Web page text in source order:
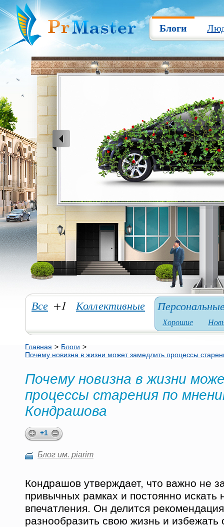
Блоги
Все +1 Коллективные
Хорошие
Главная > Блоги >
Почему новизна в жизни может замедлить процессы
Почему новизна в жизни
процессы старения по
Кондрашова
+1
Блог им. piarim
Кондрашов утверждает, что важно не
привычных рамках и постоянно искать
впечатления. Он делится
разнообразить свою жизнь и избежать